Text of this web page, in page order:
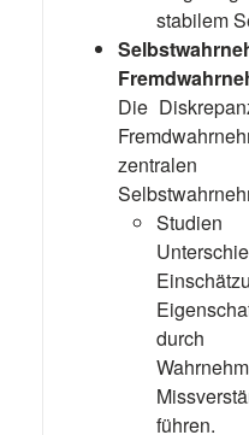
stabilem
Die
Studien
durch
führen.